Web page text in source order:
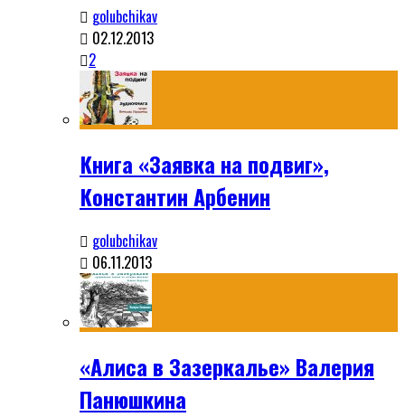
golubchikav
02.12.2013
2
Книга «Заявка на подвиг»,
Константин Арбенин
golubchikav
06.11.2013
«Алиса в Зазеркалье» Валерия
Панюшкина